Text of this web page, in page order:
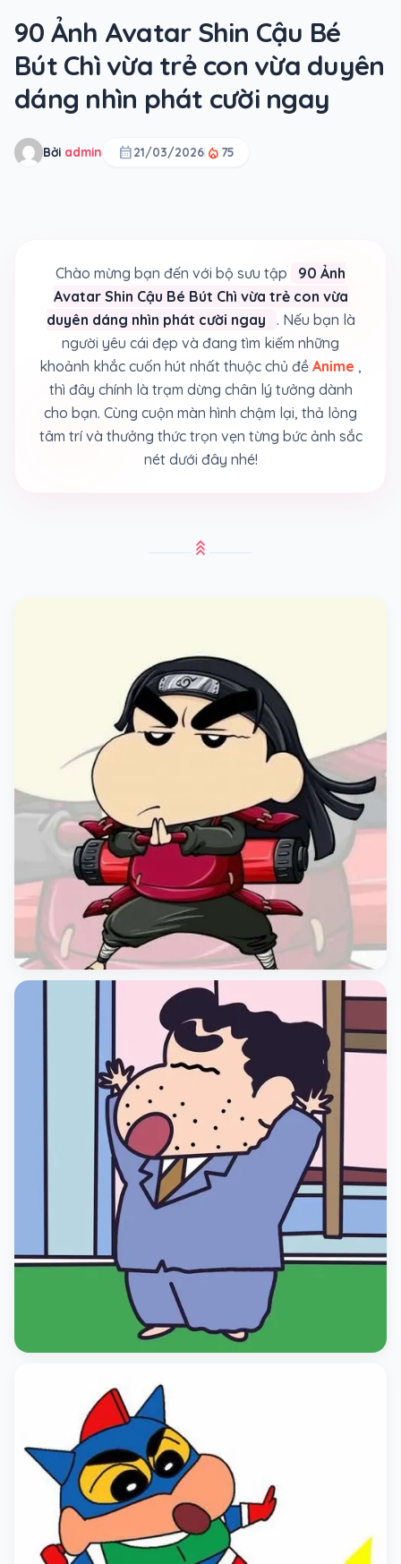
90 Ảnh Avatar Shin Cậu Bé
Bút Chì vừa trẻ con vừa duyên
dáng nhìn phát cười ngay
Bởi admin calendar_month21/03/2026 local_fire_department 75
Chào mừng bạn đến với bộ sưu tập
90 Ảnh
Avatar Shin Cậu Bé Bút Chì vừa trẻ con vừa
duyên dáng nhìn phát cười ngay
. Nếu bạn là
người yêu cái đẹp và đang tìm kiếm những
khoảnh khắc cuốn hút nhất thuộc chủ đề Anime ,
thì đây chính là trạm dừng chân lý tưởng dành
cho bạn. Cùng cuộn màn hình chậm lại, thả lỏng
tâm trí và thưởng thức trọn vẹn từng bức ảnh sắc
nét dưới đây nhé!
stat_3